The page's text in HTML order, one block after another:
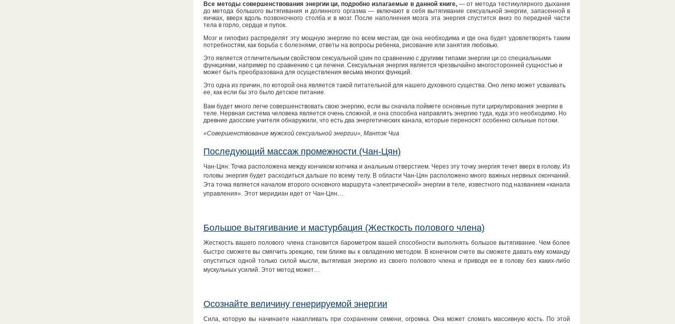
Все методы совершенствования энергии ци, подробно излагаемые в данной книге,— от метода тестикулярного дыхания
до метода большого вытягивания и долинного оргазма — включают в себя вытягивание сексуальной энергии, запасенной в
яичках, вверх вдоль позвоночного столба и в мозг. После наполнения мозга эта энергия спустится вниз по передней части
тела в горло, сердце и пупок.
Мозг и гипофиз распределят эту мощную энергию по всем местам, где она необходима и где она будет удовлетворять таким
потребностям, как борьба с болезнями, ответы на вопросы ребенка, рисование или занятия любовью.
Это является отличительным свойством сексуальной цзин по сравнению с другими типами энергии ци со специальными
функциями, например по сравнению с ци печени. Сексуальная энергия является чрезвычайно многосторонней сущностью и
может быть преобразована для осуществления весьма многих функций.
Это одна из причин, по которой она является такой питательной для нашего духовного существа. Оно легко может усваивать
ее, как если бы это было детское питание.
Вам будет много легче совершенствовать свою энергию, если вы сначала поймете основные пути циркулирования энергии в
теле. Нервная система человека является очень сложной, и она способна направлять энергию туда, куда это необходимо. Но
древние даосские учителя обнаружили, что есть два энергетических канала, которые переносят особенно сильные потоки.
«Совершенствование мужской сексуальной энергии», Мантэк Чиа
Последующий массаж промежности (Чан-Цян)
Чан-Цян: Точка расположена между кончиком копчика и анальным отверстием. Через эту точку энергия течет вверх в голову. Из
головы энергия будет расходиться дальше по всему телу. В области Чан-Цян расположено много важных нервных окончаний.
Эта точка является началом второго основного маршрута «электрической» энергии в теле, известного под названием «канала
управления». Этот меридиан идет от Чан-Цян…
Большое вытягивание и мастурбация (Жесткость полового члена)
Жесткость вашего полового члена становится барометром вашей способности выполнять большое вытягивание. Чем более
быстро сможете вы смягчить эрекцию, тем ближе вы к овладению методом. В конечном счете вы сможете давать ему команду
опуститься одной только силой мысли, вытягивая энергию из своего полового члена и приводя ее в голову без каких-либо
мускульных усилий. Этот метод может…
Осознайте величину генерируемой энергии
Сила, которую вы начинаете накапливать при сохранении семени, огромна. Она может сломать массивную кость. По этой